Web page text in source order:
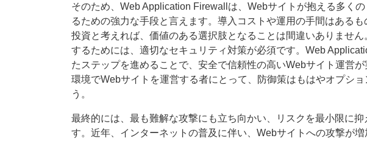
そのため、Web Application Firewallは、Webサイトが抱える多く
るための強力な手段と言えます。導入コストや運用の手間はある
投資と考えれば、価値のある選択肢となることは間違いありませ
するためには、適切なセキュリティ対策が必須です。Web
たステップを進めることで、安全で信頼性の高いWebサイト運営
環境でWebサイトを運営する者にとって、防御策はもはやオプシ
う。
最終的には、最も難解な攻撃にも立ち向かい、リスクを最小限に
す。近年、インターネットの普及に伴い、Webサイトへの攻撃が